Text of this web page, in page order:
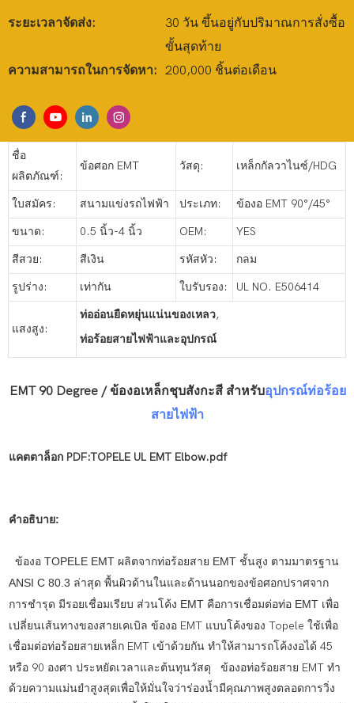
ระยะเวลาจัดส่ง:
30 วัน ขึ้นอยู่กับปริมาณการสั่งซื้อ
ขั้นสุดท้าย
ความสามารถในการจัดหา:
200,000 ชิ้นต่อเดือน
ชื่อ
ผลิตภัณฑ์:
ข้อศอก EMT วัสดุ: เหล็กกัลวาไนซ์/HDG
ใบสมัคร: สนามแข่งรถไฟฟ้า ประเภท: ข้องอ EMT 90°/45°
ขนาด: 0.5 นิ้ว-4 นิ้ว OEM: YES
สีสวย: สีเงิน รหัสหัว: กลม
รูปร่าง: เท่ากัน ใบรับรอง: UL NO. E506414
แสงสูง:
ท่ออ่อนยืดหยุ่นแน่นของเหลว,
ท่อร้อยสายไฟฟ้าและอุปกรณ์
EMT 90 Degree / ข้องอเหล็กชุบสังกะสี สำหรับอุปกรณ์ท่อร้อย
สายไฟฟ้า
แคตตาล็อก PDF:TOPELE UL EMT Elbow.pdf
คำอธิบาย:
ข้องอ TOPELE EMT ผลิตจากท่อร้อยสาย EMT ชั้นสูง ตามมาตรฐาน
ANSI C 80.3 ล่าสุด พื้นผิวด้านในและด้านนอกของข้อศอกปราศจาก
การชำรุด มีรอยเชื่อมเรียบ ส่วนโค้ง EMT คือการเชื่อมต่อท่อ EMT เพื่อ
เปลี่ยนเส้นทางของสายเคเบิลข้องอ EMT แบบโค้งของ Topele ใช้เพื่อ
เชื่อมต่อท่อร้อยสายเหล็ก EMT เข้าด้วยกัน ทำให้สามารถโค้งงอได้ 45
หรือ 90 องศา ประหยัดเวลาและต้นทุนวัสดุ
ข้องอท่อร้อยสาย EMT ทำ
ด้วยความแม่นยำสูงสุดเพื่อให้มั่นใจว่าร่องน้ำมีคุณภาพสูงตลอดการวิ่ง